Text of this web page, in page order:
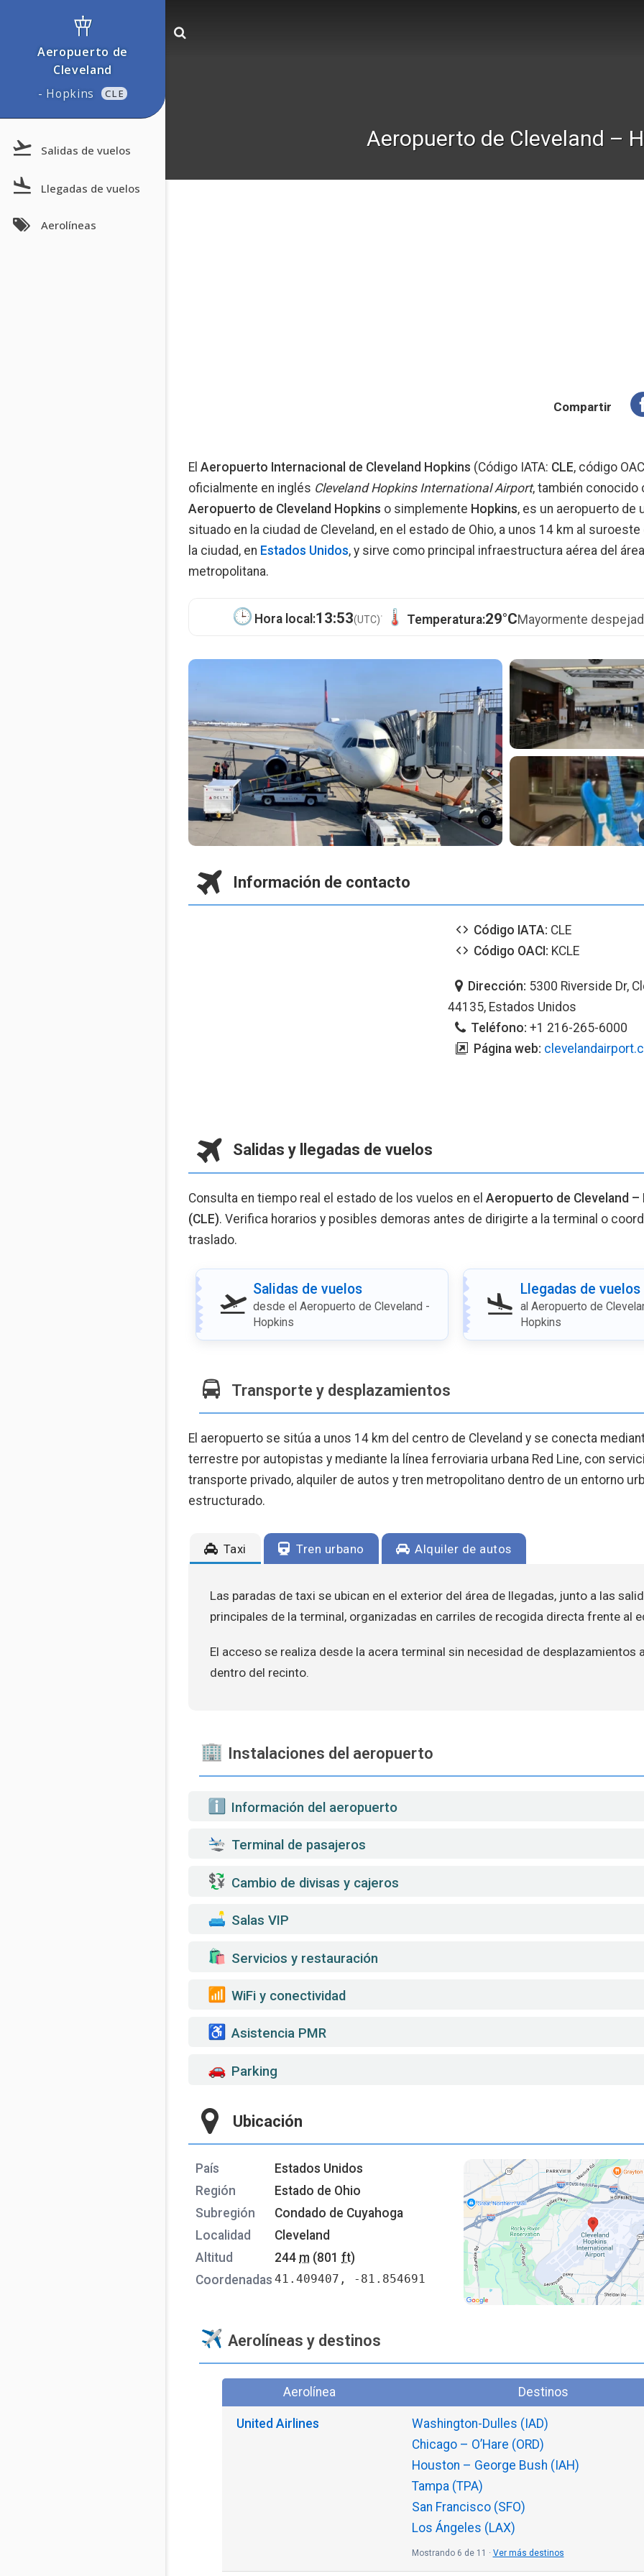
Aeropuerto de
Cleveland
- Hopkins
CLE
Salidas de vuelos
Llegadas de vuelos
Aerolíneas
Aeropuerto de Cleveland –
Compartir
El Aeropuerto Internacional de Cleveland Hopkins (Código IATA: CLE, código
oficialmente en inglés Cleveland Hopkins International Airport, también conocido
Aeropuerto de Cleveland Hopkins o simplemente Hopkins, es un aeropuerto de
situado en la ciudad de Cleveland, en el estado de Ohio, a unos 14 km al
la ciudad, en Estados Unidos, y sirve como principal infraestructura aérea del área
metropolitana.
Hora local:13:53(UTC)· Temperatura:29°CMayormente
Información de contacto
Código IATA: CLE
Código OACI: KCLE
Dirección: 5300 Riverside Dr,
44135, Estados Unidos
Teléfono: +1 216-265-6000
Página web:
Salidas y llegadas de vuelos
Consulta en tiempo real el estado de los vuelos en el Aeropuerto de Cleveland –
(CLE). Verifica horarios y posibles demoras antes de dirigirte a la terminal o
traslado.
Salidas de vuelos
desde el Aeropuerto de Cleveland -
Hopkins
Llegadas de vuelos
al Aeropuerto de
Hopkins
Transporte y desplazamientos
El aeropuerto se sitúa a unos 14 km del centro de Cleveland y se conecta
terrestre por autopistas y mediante la línea ferroviaria urbana Red Line, con
transporte privado, alquiler de autos y tren metropolitano dentro de un entorno
estructurado.
Taxi Tren urbano Alquiler de autos
Las paradas de taxi se ubican en el exterior del área de llegadas, junto a las
principales de la terminal, organizadas en carriles de recogida directa frente al
El acceso se realiza desde la acera terminal sin necesidad de desplazamientos
dentro del recinto.
Instalaciones del aeropuerto
️ Información del aeropuerto
Terminal de pasajeros
Cambio de divisas y cajeros
️ Salas VIP
️ Servicios y restauración
WiFi y conectividad
Asistencia PMR
Parking
Ubicación
País
Estados Unidos
Región
Estado de Ohio
Subregión
Condado de Cuyahoga
Localidad
Cleveland
Altitud
244 m (801 ft)
Coordenadas 41.409407, -81.854691
Aerolíneas y destinos
Aerolínea Destinos
United Airlines
Washington-Dulles (IAD)
Chicago – O’Hare (ORD)
Houston – George Bush (IAH)
Tampa (TPA)
San Francisco (SFO)
Los Ángeles (LAX)
Mostrando 6 de 11 · Ver más destinos